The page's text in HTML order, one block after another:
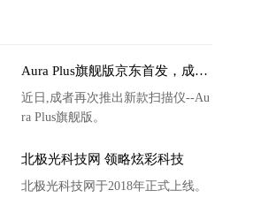
Aura Plus旗舰版京东首发，成者
近日,成者再次推出新款扫描仪--Au
ra Plus旗舰版。
北极光科技网 领略炫彩科技
北极光科技网于2018年正式上线。